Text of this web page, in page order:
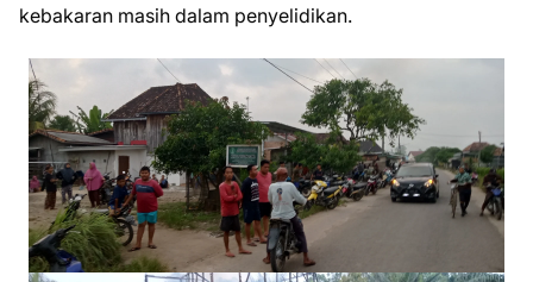
kebakaran masih dalam penyelidikan.